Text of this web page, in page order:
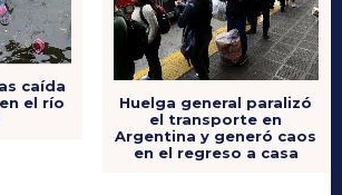
caída
el río
Huelga general paralizó
el transporte en
Argentina y generó caos
en el regreso a casa